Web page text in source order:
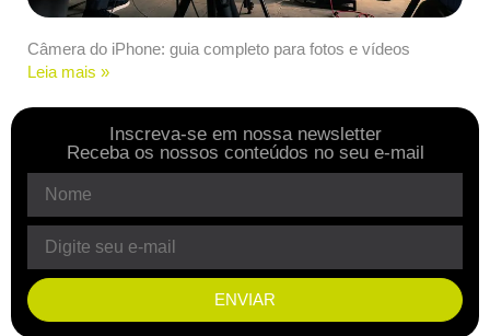
Câmera do iPhone: guia completo para fotos e vídeos
Leia mais »
Inscreva-se em nossa newsletter
Receba os nossos conteúdos no seu e-mail
ENVIAR